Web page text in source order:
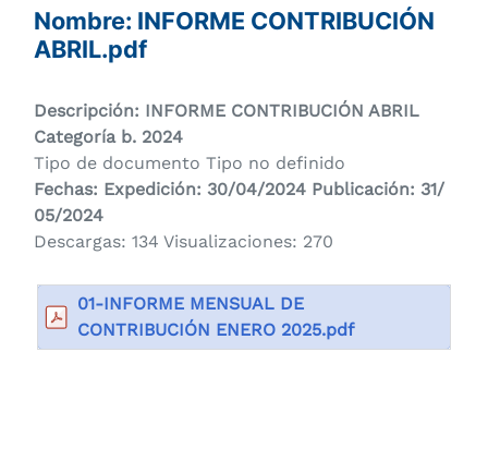
Nombre: INFORME CONTRIBUCIÓN
ABRIL.pdf
Descripción: INFORME CONTRIBUCIÓN ABRIL
Categoría b. 2024
Tipo de documento Tipo no definido
Fechas: Expedición: 30/04/2024 Publicación: 31/
05/2024
Descargas: 134 Visualizaciones: 270
01-INFORME MENSUAL DE
CONTRIBUCIÓN ENERO 2025.pdf